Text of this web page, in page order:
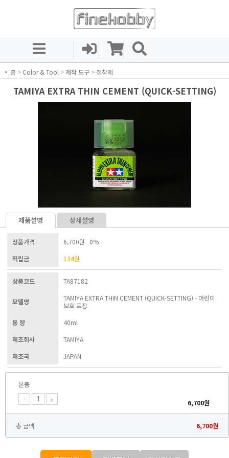
홈 > Color & Tool >제작 도구 > 접착제
TAMIYA EXTRA THIN CEMENT (QUICK-SETTING)
제품설명 상세설명
상품가격
6,700원 0%
적립금
134원
상품코드 TA87182
모델명
TAMIYA EXTRA THIN CEMENT (QUICK-SETTING) - 어린이
보호 포장
용 량
40ml
제조회사
TAMIYA
제조국
JAPAN
본품
-
+ 6,700원
총 금액 6,700원